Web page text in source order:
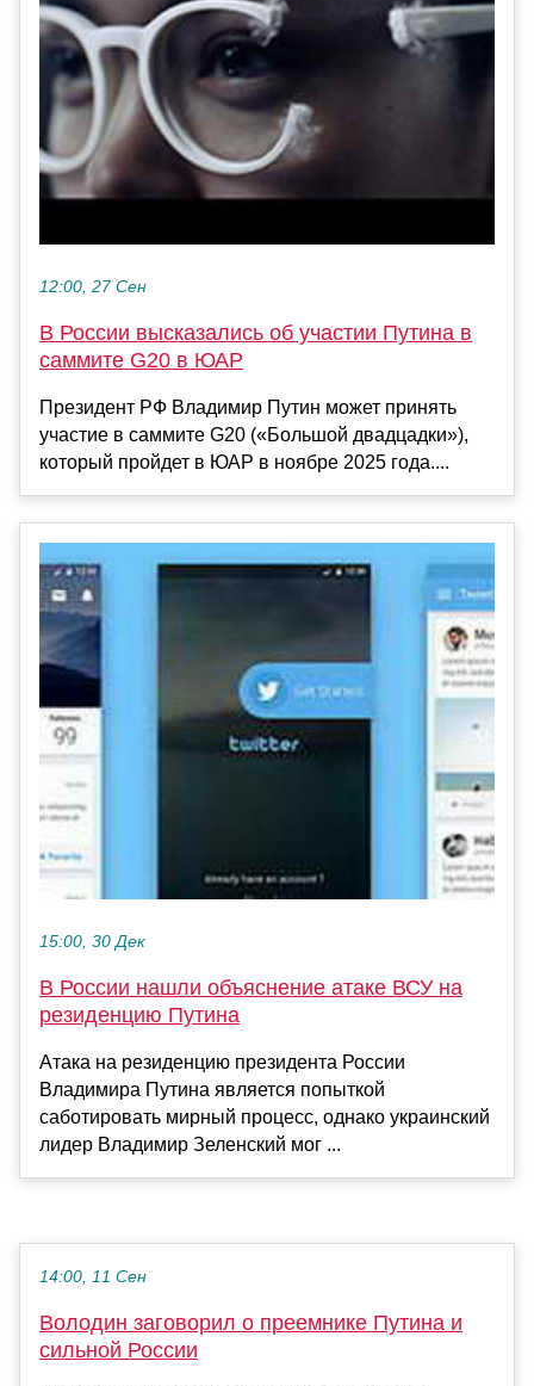
12:00, 27 Сен
В России высказались об участии Путина в
саммите G20 в ЮАР
Президент РФ Владимир Путин может принять
участие в саммите G20 («Большой двадцадки»),
который пройдет в ЮАР в ноябре 2025 года....
15:00, 30 Дек
В России нашли объяснение атаке ВСУ на
резиденцию Путина
Атака на резиденцию президента России
Владимира Путина является попыткой
саботировать мирный процесс, однако украинский
лидер Владимир Зеленский мог ...
14:00, 11 Сен
Володин заговорил о преемнике Путина и
сильной России